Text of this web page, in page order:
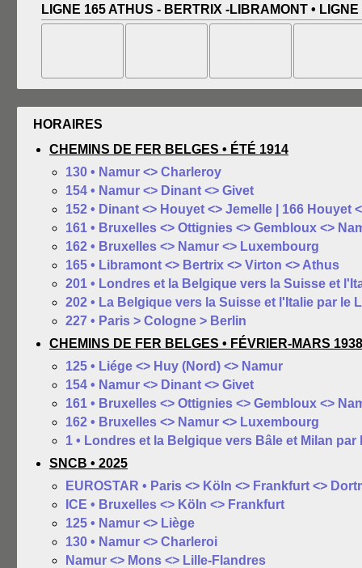
LIGNE 165 ATHUS - BERTRIX -LIBRAMONT •
HORAIRES
CHEMINS DE FER BELGES • ÉTÉ 1914
130 • Namur <> Charleroy
154 • Namur <> Dinant <> Givet
152 • Dinant <> Houyet <> Jemelle | 166 Houyet
161 • Bruxelles <> Ottignies <> Gembloux <>
162 • Bruxelles <> Namur <> Luxembourg
165 • Libramont <> Bertrix <> Virton <> Athus
201 • Londres et la Belgique vers la Suisse et
202 • La Belgique vers la Suisse et l'Italie par le
227 • Paris > Cologne > Berlin
CHEMINS DE FER BELGES • FÉVRIER-MARS 1938
125 • Liége <> Huy (Nord) <> Namur
154 • Namur <> Dinant <> Givet
161 • Bruxelles <> Ottignies <> Gembloux <>
162 • Bruxelles <> Namur <> Luxembourg
1 • Londres et la Belgique vers Bâle et Milan par
SNCB • 2025
EUROSTAR • Paris <> Köln <> Frankfurt <>
ICE • Bruxelles <> Köln <> Frankfurt
125 • Namur <> Liège
130 • Namur <> Charleroi
Namur <> Mons <> Lille-Flandres